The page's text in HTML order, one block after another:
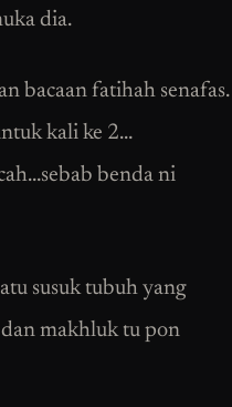
dia.
bacaan fatihah senafas.
kali ke 2…
benda ni
susuk tubuh yang
dan makhluk tu pon